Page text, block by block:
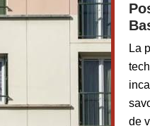
La
de